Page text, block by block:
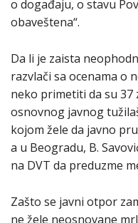
o događaju, o stavu
obaveštena“.
Da li je zaista
razvlači sa ocenama o
neko primetiti da su 37
osnovnog javnog
kojom žele da javno
a u Beogradu, B.
na DVT da preduzme
Zašto se javni otpor
ne žele neosnovane